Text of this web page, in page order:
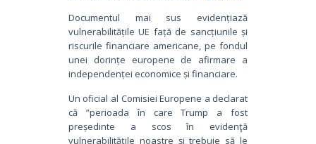
Documentul mai sus evidențiază
vulnerabilitățile UE față de sancțiunile și
riscurile financiare americane, pe fondul
unei dorințe europene de afirmare a
independenței economice și financiare.
Un oficial al Comisiei Europene a declarat
că ”perioada în care Trump a fost
președinte a scos în evidenţă
vulnerabilităţile noastre şi trebuie să le